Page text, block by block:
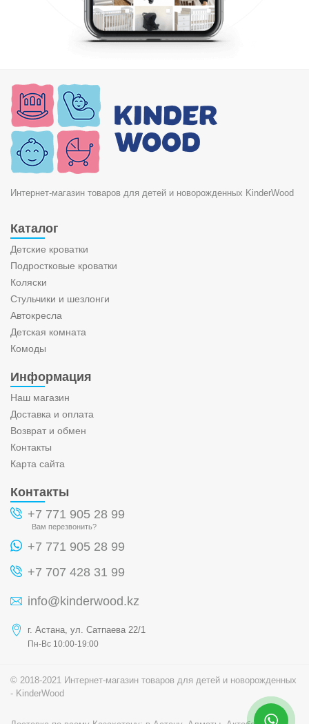
Интернет-магазин товаров для детей и новорожденных KinderWood
Каталог
Детские кроватки
Подростковые кроватки
Коляски
Стульчики и шезлонги
Автокресла
Детская комната
Комоды
Информация
Наш магазин
Доставка и оплата
Возврат и обмен
Контакты
Карта сайта
Контакты
+7 771 905 28 99
Вам перезвонить?
+7 771 905 28 99
+7 707 428 31 99
info@kinderwood.kz
г. Астана, ул. Сатпаева 22/1
Пн-Вс 10:00-19:00
© 2018-2021 Интернет-магазин товаров для детей и новорожденных
- KinderWood